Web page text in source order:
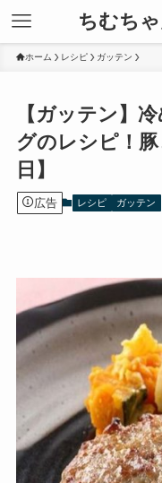
ちむち
ホーム レシピ ガッテン
【ガッテン】
グのレシピ！
日】
広告 レシピ ガッテン